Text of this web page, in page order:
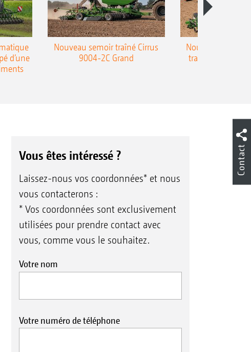
d’une
Nouveau semoir traîné Cirrus
9004-2C Grand
Nouveau semoir
traîné Precea-
Vous êtes intéressé ?
Laissez-nous vos coordonnées* et nous
vous contacterons :
* Vos coordonnées sont exclusivement
utilisées pour prendre contact avec
vous, comme vous le souhaitez.
Votre nom
Votre numéro de téléphone
Contact